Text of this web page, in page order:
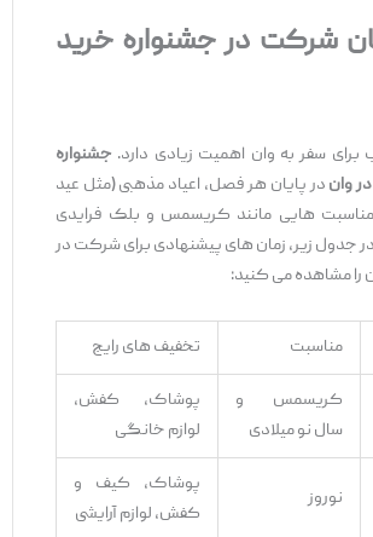
شرکت در جشنواره‌ خرید
سفر به وان اهمیت زیادی دارد.جشنواره
واندر پایان هر فصل، اعیاد مذهبی (مثل عید
‌هایی مانند کریسمس و بلک فرایدی
جدول زیر، زمان ‌های پیشنهادی برای شرکت در
مشاهده می‌ کنید:
مناسبت تخفیف ‌های رایج
کریسمس و
سال نو میلادی
پوشاک، کفش،
لوازم خانگی
نوروز
پوشاک، کیف و
کفش، لوازم آرایشی